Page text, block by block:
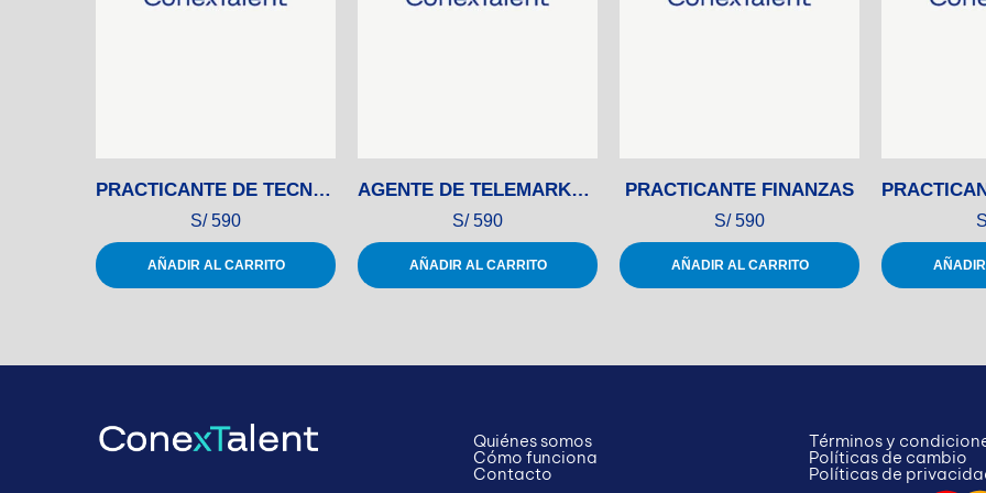
PRACTICANTE DE TECNOLOGÍA
S/590
AÑADIR AL CARRITO
AGENTE DE TELEMARKETING
S/590
AÑADIR AL CARRITO
PRACTICANTE FINANZAS
S/590
AÑADIR AL CARRITO
Quiénes somos
Cómo funciona
Contacto
Términos y
Políticas de cambio
Políticas de